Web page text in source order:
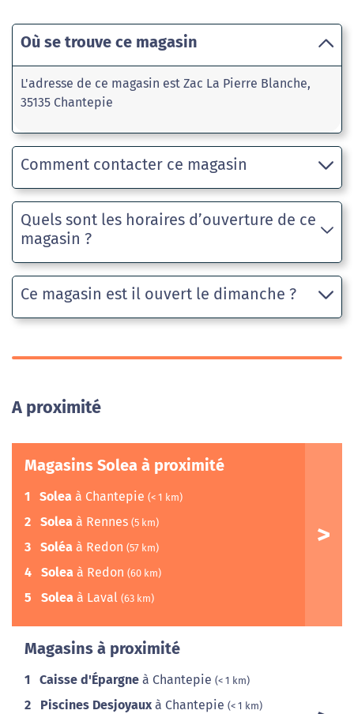
Où se trouve ce magasin
L'adresse de ce magasin est Zac La Pierre Blanche,
35135 Chantepie
Comment contacter ce magasin
Quels sont les horaires d’ouverture de ce
magasin ?
Ce magasin est il ouvert le dimanche ?
A proximité
Magasins Solea à proximité
1 Solea à Chantepie (< 1 km)
2 Solea à Rennes (5 km)
3 Soléa à Redon (57 km)
4 Solea à Redon (60 km)
5 Solea à Laval (63 km)
Magasins à proximité
1 Caisse d'Épargne à Chantepie (< 1 km)
2 Piscines Desjoyaux à Chantepie (< 1 km)